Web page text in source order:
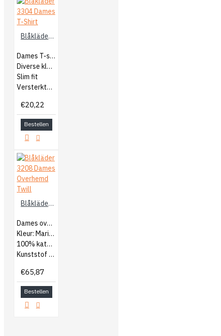
Blåkläder 3304 Dames T-Shirt
Dames T-shirt
Diverse kleuren
Slim fit
Versterkte naden
€20,22
Bestellen
Blåkläder 3208 Dames Overhemd Twill
Dames overhemd
Kleur: Marineblauw
100% katoen
Kunststof knopen
€65,87
Bestellen